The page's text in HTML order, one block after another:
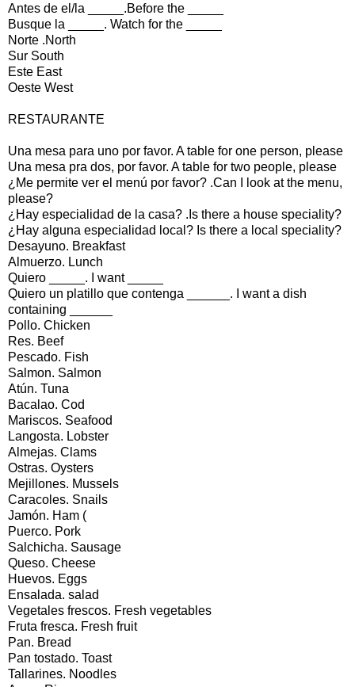
Antes de el/la _____.Before the _____
Busque la _____. Watch for the _____
Norte .North
Sur South
Este East
Oeste West
RESTAURANTE
Una mesa para uno por favor. A table for one person, please
Una mesa pra dos, por favor. A table for two people, please
¿Me permite ver el menú por favor? .Can I look at the menu,
please?
¿Hay especialidad de la casa? .Is there a house speciality?
¿Hay alguna especialidad local? Is there a local speciality?
Desayuno. Breakfast
Almuerzo. Lunch
Quiero _____. I want _____
Quiero un platillo que contenga ______. I want a dish
containing ______
Pollo. Chicken
Res. Beef
Pescado. Fish
Salmon. Salmon
Atún. Tuna
Bacalao. Cod
Mariscos. Seafood
Langosta. Lobster
Almejas. Clams
Ostras. Oysters
Mejillones. Mussels
Caracoles. Snails
Jamón. Ham (
Puerco. Pork
Salchicha. Sausage
Queso. Cheese
Huevos. Eggs
Ensalada. salad
Vegetales frescos. Fresh vegetables
Fruta fresca. Fresh fruit
Pan. Bread
Pan tostado. Toast
Tallarines. Noodles